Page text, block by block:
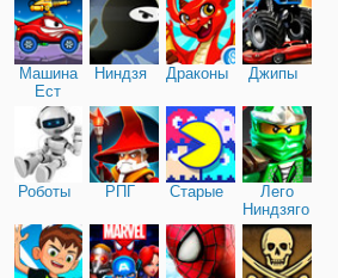
Машина
Ест
Машину
Ниндзя Драконы Джипы
Роботы РПГ Старые
Лего
Ниндзяго